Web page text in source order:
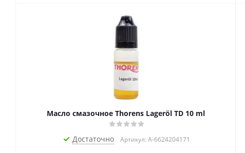
Масло смазочное Thorens Lageröl TD 10 ml
Достаточно Артикул: A-6624204171